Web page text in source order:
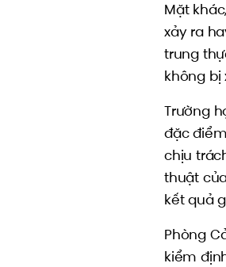
Mặt
xảy ra
trung
không bị
Trường
đặc
chịu
thuật
kết quả
Phòng
kiểm